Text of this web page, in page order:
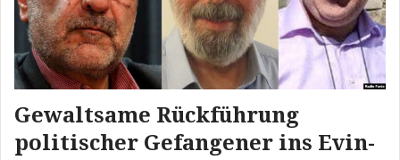
Gewaltsame Rückführung
politischer Gefangener ins Evin-